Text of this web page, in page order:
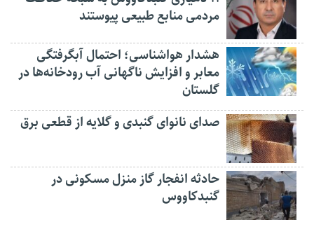
مردمی منابع طبیعی پیوستند
هشدار هواشناسی؛ احتمال آبگرفتگی
معابر و افزایش ناگهانی آب رودخانه‌ها در
گلستان
صدای نانوای گنبدی و گلایه از قطعی برق
حادثه انفجار گاز منزل مسکونی در
گنبدکاووس